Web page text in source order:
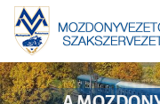
TÁMOGASD